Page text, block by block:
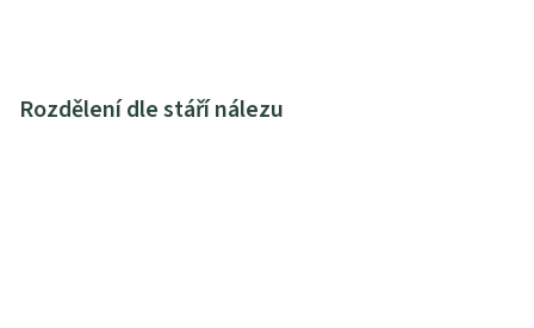
Rozdělení dle stáří nálezu